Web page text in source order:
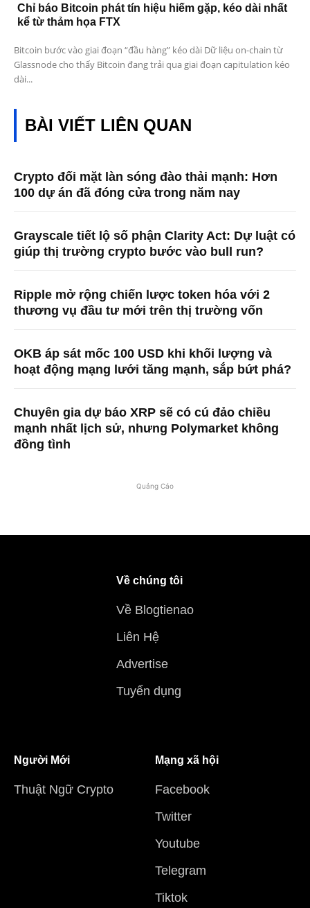
Chỉ báo Bitcoin phát tín hiệu hiếm gặp, kéo dài nhất
kể từ thảm họa FTX
Bitcoin bước vào giai đoạn “đầu hàng” kéo dài Dữ liệu on-chain từ
Glassnode cho thấy Bitcoin đang trải qua giai đoạn capitulation kéo
dài...
BÀI VIẾT LIÊN QUAN
Crypto đối mặt làn sóng đào thải mạnh: Hơn
100 dự án đã đóng cửa trong năm nay
Grayscale tiết lộ số phận Clarity Act: Dự luật có
giúp thị trường crypto bước vào bull run?
Ripple mở rộng chiến lược token hóa với 2
thương vụ đầu tư mới trên thị trường vốn
OKB áp sát mốc 100 USD khi khối lượng và
hoạt động mạng lưới tăng mạnh, sắp bứt phá?
Chuyên gia dự báo XRP sẽ có cú đảo chiều
mạnh nhất lịch sử, nhưng Polymarket không
đồng tình
Quảng Cáo
Về chúng tôi
Về Blogtienao
Liên Hệ
Advertise
Tuyển dụng
Người Mới
Thuật Ngữ Crypto
Mạng xã hội
Facebook
Twitter
Youtube
Telegram
Tiktok